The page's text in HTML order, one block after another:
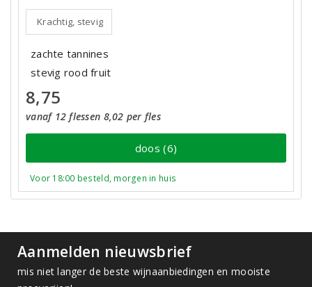
Krachtig, stevig
zachte tannines
stevig rood fruit
8,75
vanaf 12 flessen 8,02 per fles
doos (6)
Voor 18:00 besteld, morgen in huis
Aanmelden nieuwsbrief
mis niet langer de beste wijnaanbiedingen en mooiste